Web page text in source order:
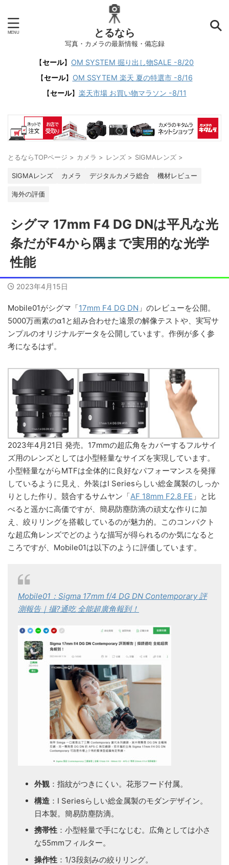
とるなら
写真・カメラの最新情報・備忘録
【セール】 OM SYSTEM 掘り出し物SALE -8/20
【セール】 OM SSYTEM 楽天 夏の特選市 -8/16
【セール】 楽天市場 お買い物マラソン -8/11
とるならTOPページ > カメラ > レンズ > SIGMAレンズ >
SIGMAレンズ カメラ デジタルカメラ総合 機材レビュー
海外の評価
シグマ 17mm F4 DG DNは平凡な光
条だがF4から隅まで実用的な光学
性能
2023年4月15日
Mobile01がシグマ「17mm F4 DG DN 」のレビューを公開。
5000万画素のα1と組み合わせた遠景の解像テストや、実写サ
ンプルのオリジナルデータを公開しています。作例が多く参
考になるはず。
2023年4月21日 発売。17mmの超広角をカバーするフルサイ
ズ用のレンズとしては小型軽量なサイズを実現しています。
小型軽量ながらMTFは全体的に良好なパフォーマンスを発揮
しているように見え、外装はI Seriesらしい総金属製のしっか
りとした作り。競合するサムヤン「AF 18mm F2.8 FE 」と比
べると遥かに高価ですが、簡易防塵防滴の頑丈な作りに加
え、絞りリングを搭載しているのが魅力的。このコンパクト
な超広角レンズでどのような描写が得られるのか気になると
ころですが、Mobile01は以下のように評価しています。
Mobile01：Sigma 17mm f/4 DG DN Contemporary 評
測報告｜攝?通吃 全能超廣角報到！
外観 ：指紋がつきにくい。花形フード付属。
構造 ：I Seriesらしい総金属製のモダンデザイン。
日本製。簡易防塵防滴。
携帯性 ：小型軽量で手になじむ。広角としては小さ
な55mmフィルター。
操作性 ：1/3段刻みの絞りリング。